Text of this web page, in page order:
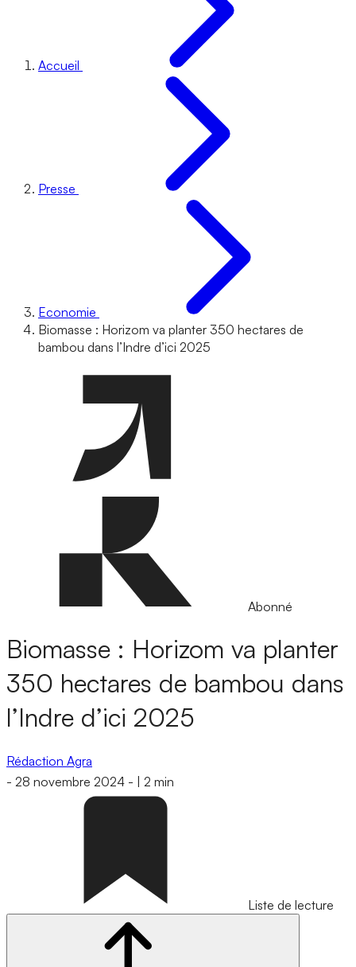
Accueil
Presse
Economie
Biomasse : Horizom va planter 350 hectares de
bambou dans l’Indre d’ici 2025
Abonné
Biomasse : Horizom va planter
350 hectares de bambou dans
l’Indre d’ici 2025
Rédaction Agra
- 28 novembre 2024 - 2 min
Liste de lecture